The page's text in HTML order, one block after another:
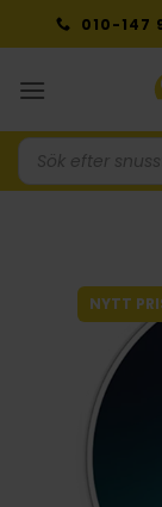
to
010-
Produktsökning
NYTT